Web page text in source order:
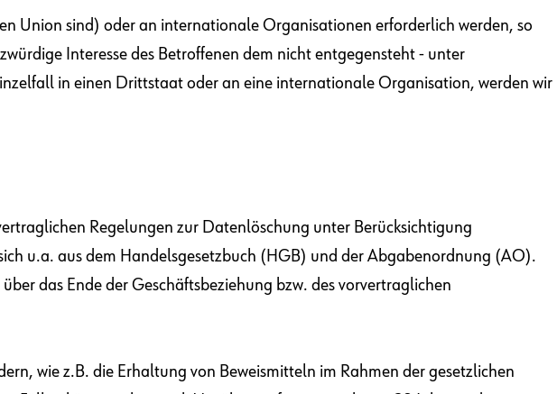
Union sind) oder an internationale Organisationen erforderlich werden, so
Interesse des Betroffenen dem nicht entgegensteht - unter
in einen Drittstaat oder an eine internationale Organisation, werden wir
Regelungen zur Datenlöschung unter Berücksichtigung
u.a. aus dem Handelsgesetzbuch (HGB) und der Abgabenordnung (AO).
das Ende der Geschäftsbeziehung bzw. des vorvertraglichen
wie z.B. die Erhaltung von Beweismitteln im Rahmen der gesetzlichen